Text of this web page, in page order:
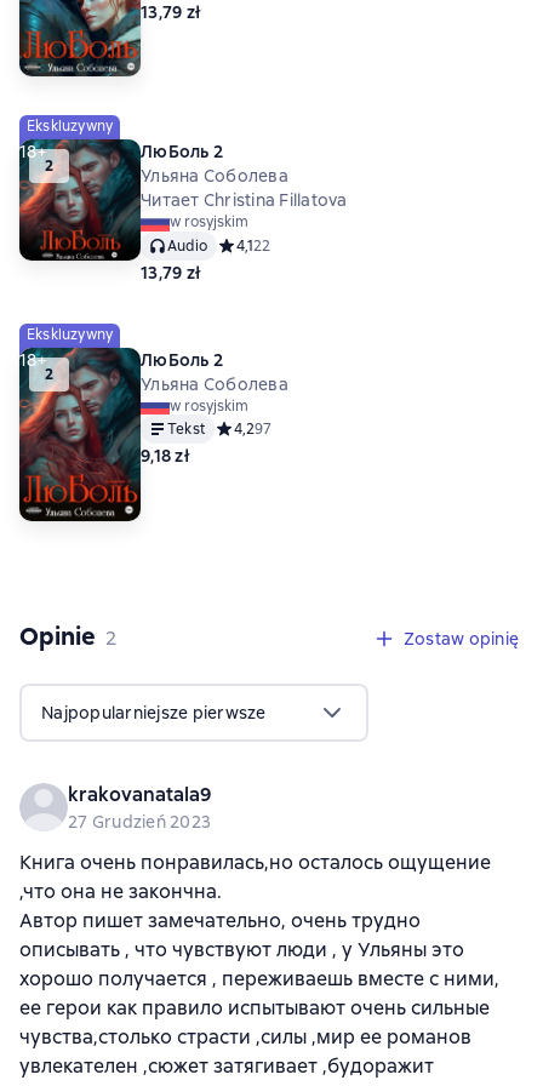
13,79 zł
Ekskluzywny
18+
2
ЛюБоль 2
Ульяна Соболева
Читает Christina Fillatova
w rosyjskim
Audio
Средний рейтинг 4,1 на основе 22 оценок
4,122
13,79 zł
Ekskluzywny
18+
2
ЛюБоль 2
Ульяна Соболева
w rosyjskim
Tekst
Средний рейтинг 4,2 на основе 97 оценок
4,297
9,18 zł
Opinie 2 opinie
2 Zostaw opinię
Najpopularniejsze pierwsze
krakovanatala9
27 Grudzień 2023
Книга очень понравилась,но осталось ощущение
,что она не закончна.
Автор пишет замечательно, очень трудно
описывать , что чувствуют люди , у Ульяны это
хорошо получается , переживаешь вместе с ними,
ее герои как правило испытывают очень сильные
чувства,столько страсти ,силы ,мир ее романов
увлекателен ,сюжет затягивает ,будоражит